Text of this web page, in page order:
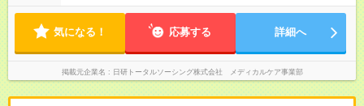
気になる！ 応募する 詳細へ
掲載元企業名 日研トータルソーシング株式会社 メディカルケア事業部